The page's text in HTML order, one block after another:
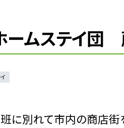
ームステイ
に別れて市内の商店街